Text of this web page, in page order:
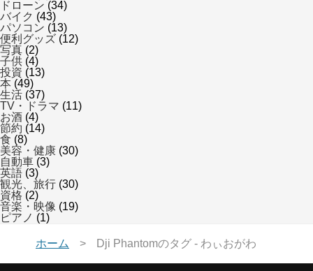
ドローン (34)
バイク (43)
パソコン (13)
便利グッズ (12)
写真 (2)
子供 (4)
投資 (13)
本 (49)
生活 (37)
TV・ドラマ (11)
お酒 (4)
節約 (14)
食 (8)
美容・健康 (30)
自動車 (3)
英語 (3)
観光、旅行 (30)
資格 (2)
音楽・映像 (19)
ピアノ (1)
ホーム Dji Phantomのタグ - わぃおがわ